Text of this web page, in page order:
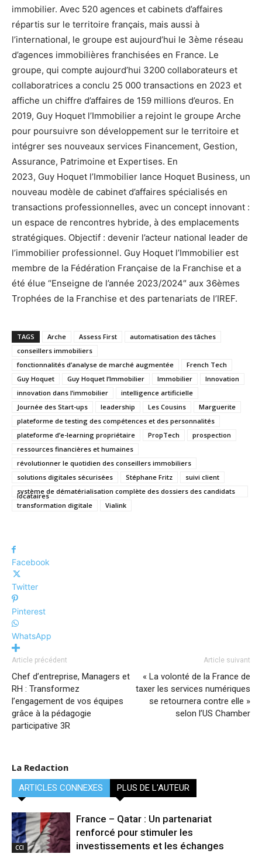
immobilier. Avec 520 agences et cabinets d’affaires
répartis sur le territoire français, mais aussi à
l’international, le groupe est aujourd’hui le 3ème réseau
d’agences immobilières franchisées en France. Le
groupe, qui compte aujourd’hui 3200 collaborateurs et
collaboratrices a conclu 25 000 transactions en 2023 et
affiche un chiffre d’affaires de 159 millions d’euros. En
2019, Guy Hoquet l’Immobilier a rejoint le groupe Arche
pour poursuivre son développement sur le territoire et
intégrer ses nouveaux services Financement, Gestion,
Assurance, Patrimoine et Expertises. En
2023, Guy Hoquet l’Immobilier lance Hoquet Business, un
nouveau modèle de cabinet d’affaires spécialisés en
transactions professionnelles, avec un concept innovant :
un espace de rencontres hybride, à des emplacements
stratégiques. Objectif : devenir l’acteur national leader de
l’immobilier professionnel. Guy Hoquet l’Immobilier est
membre de la Fédération Française de la Franchise et a
été élue “Enseigne de l’année 2023/2024″ aux 36èmes
Trophées de la Franchise et des partenariats de l’IREF.
TAGS Arche Assess First
automatisation des tâches
conseillers immobiliers
fonctionnalités d’analyse de marché augmentée
French Tech
Guy Hoquet
Guy Hoquet l’Immobilier Immobilier
Innovation
innovation dans l’immobilier
intelligence artificielle
Journée des Start-ups
leadership Les Cousins
Marguerite
plateforme de testing des compétences et des personnalités
plateforme d’e-learning propriétaire
PropTech
prospection
ressources financières et humaines
révolutionner le quotidien des conseillers immobiliers
solutions digitales sécurisées
Stéphane Fritz
suivi client
système de dématérialisation complète des dossiers des candidats
locataires
transformation digitale
Vialink
Facebook
Twitter
Pinterest
WhatsApp
Article précédent
Chef d’entreprise, Managers et
RH : Transformez
l’engagement de vos équipes
grâce à la pédagogie
participative 3R
Article suivant
« La volonté de la France de
taxer les services numériques
se retournera contre elle »
selon l’US Chamber
La Redaction
ARTICLES CONNEXES PLUS DE L'AUTEUR
CCI
France – Qatar : Un partenariat
renforcé pour stimuler les
investissements et les échanges